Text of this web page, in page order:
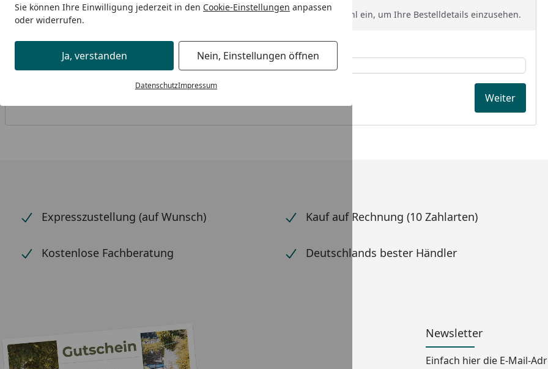
Sie können Ihre Einwilligung jederzeit in den Cookie-Einstellungen anpassen
oder widerrufen.
Ja, verstanden Nein, Einstellungen öffnen
DatenschutzImpressum
Bitte tragen Sie Ihre Bestellnummer oder Rechnungsnummer und Ihre Postleitzahl ein, um Ihre Bestelldetails einzusehen.
Bestellnummer / Rechnungsnummer * PLZ *
Bestellnummer vergessen?
Weiter
Expresszustellung (auf Wunsch) Kauf auf Rechnung (10 Zahlarten)
Kostenlose Fachberatung Deutschlands bester Händler
Newsletter
Einfach hier die E-Mail-